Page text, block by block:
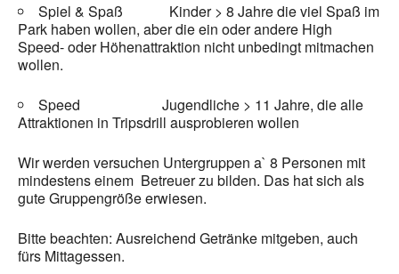
Spiel & Spaß Kinder > 8 Jahre die viel Spaß im
Park haben wollen, aber die ein oder andere High
Speed- oder Höhenattraktion nicht unbedingt mitmachen
wollen.
Speed Jugendliche > 11 Jahre, die alle
Attraktionen in Tripsdrill ausprobieren wollen
Wir werden versuchen Untergruppen a` 8 Personen mit
mindestens einem Betreuer zu bilden. Das hat sich als
gute Gruppengröße erwiesen.
Bitte beachten: Ausreichend Getränke mitgeben, auch
fürs Mittagessen.